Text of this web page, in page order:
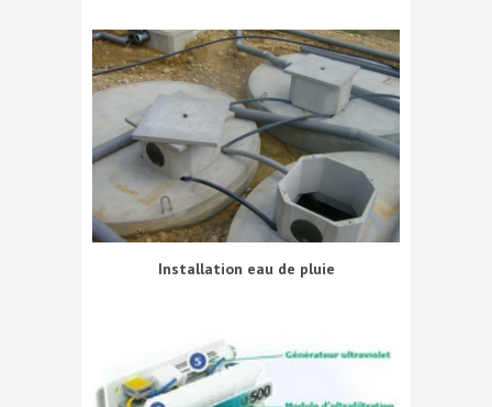
Installation eau de pluie